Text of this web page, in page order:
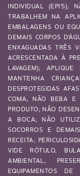
INDIVIDUAL (EPI’S);
TRABALHEM NA
EMBALAGENS OU
DEMAIS CORPOS
ENXAGUADAS TRÊS
ACRESCENTADA À
LAVAGEM); APLIQUE
MANTENHA
DESPROTEGIDAS
COMA, NÃO BEBA E
PRODUTO; NÃO
A BOCA; NÃO
SOCORROS E
RECEITA;
VIDE RÓTULO,
AMBIENTAL,
EQUIPAMENTOS